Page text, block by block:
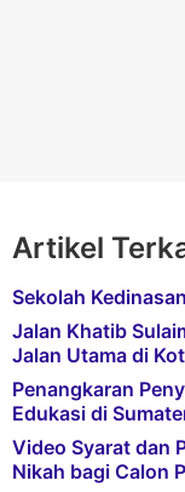
Artikel
Sekolah
Jalan Khatib
Jalan Utama di
Penangkaran
Edukasi di
Video Syarat dan
Nikah bagi Calon